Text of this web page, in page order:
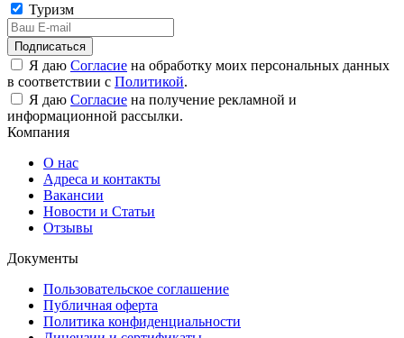
Туризм
Подписаться
Я даю Согласие на обработку моих персональных данных
в соответствии с Политикой.
Я даю Согласие на получение рекламной и
информационной рассылки.
Компания
О нас
Адреса и контакты
Вакансии
Новости и Статьи
Отзывы
Документы
Пользовательское соглашение
Публичная оферта
Политика конфиденциальности